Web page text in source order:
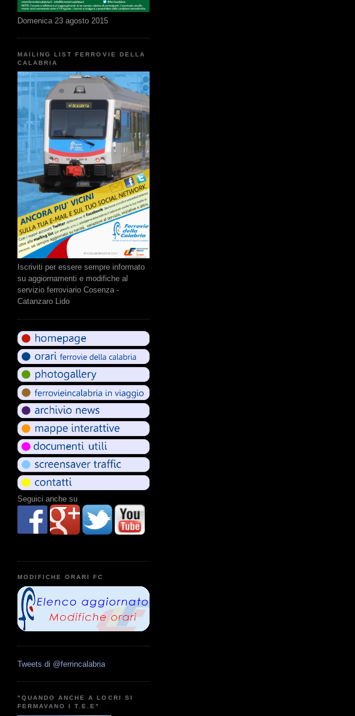
Domenica 23 agosto 2015
MAILING LIST FERROVIE DELLA
CALABRIA
Iscriviti per essere sempre informato
su aggiornamenti e modifiche al
servizio ferroviario Cosenza -
Catanzaro Lido
Seguici anche su
MODIFICHE ORARI FC
Tweets di @ferrincalabria
"QUANDO ANCHE A LOCRI SI
FERMAVANO I T.E.E"